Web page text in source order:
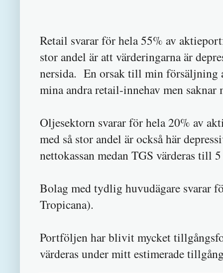
Retail svarar för hela 55% av
stor andel är att värderingarna är
nersida. En orsak till min försäljning
mina andra retail-innehav men
Oljesektorn svarar för hela 20% av
med så stor andel är också här
nettokassan medan TGS värderas till
Bolag med tydlig huvudägare svarar
Tropicana).
Portföljen har blivit mycket
värderas under mitt estimerade